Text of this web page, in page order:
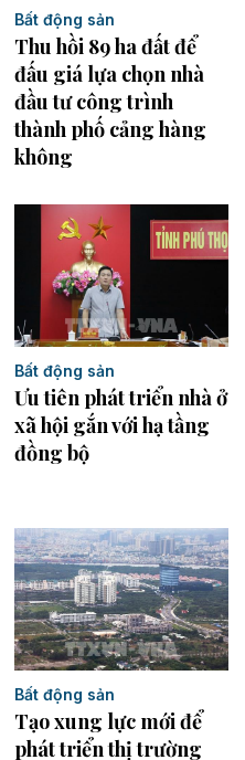
Bất động sản
Thu hồi 89 ha đất để
đấu giá lựa chọn nhà
đầu tư công trình
thành phố cảng hàng
không
Bất động sản
Ưu tiên phát triển nhà ở
xã hội gắn với hạ tầng
đồng bộ
Bất động sản
Tạo xung lực mới để
phát triển thị trường